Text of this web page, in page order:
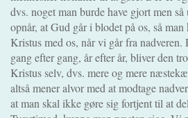
dvs. noget man burde have gjort men
opnår, at Gud går i blodet på os, så
Kristus med os, når vi går fra nadveren.
gang efter gang, år efter år, bliver den
Kristus selv, dvs. mere og mere
altså mener alvor med at modtage
at man skal ikke gøre sig fortjent til at